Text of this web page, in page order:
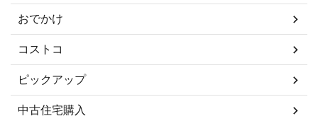
おでかけ
コストコ
ピックアップ
中古住宅購入